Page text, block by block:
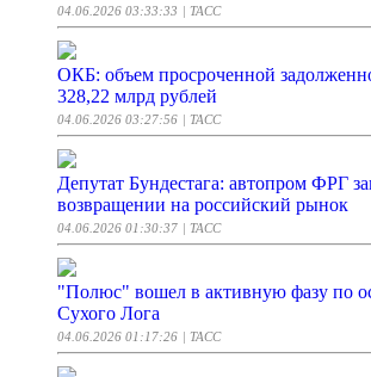
04.06.2026 03:33:33 | ТАСС
ОКБ: объем просроченной
328,22 млрд рублей
04.06.2026 03:27:56 | ТАСС
Депутат Бундестага: автопром ФРГ
возвращении на российский рынок
04.06.2026 01:30:37 | ТАСС
"Полюс" вошел в активную фазу по
Сухого Лога
04.06.2026 01:17:26 | ТАСС